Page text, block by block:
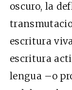
oscuro, la
escritura
escritura
lengua –o